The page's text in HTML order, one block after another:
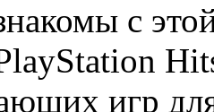
с
игр